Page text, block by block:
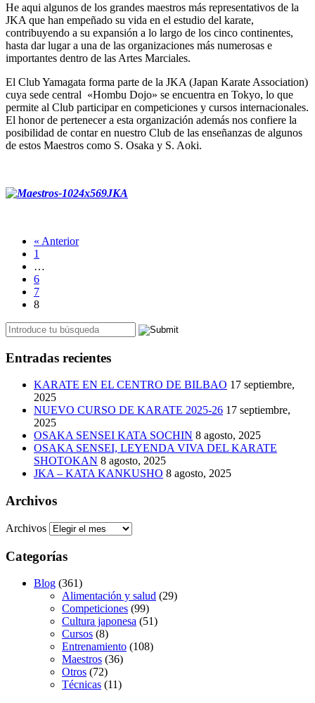
He aqui algunos de los grandes maestros más representativos de la
JKA que han empeñado su vida en el estudio del karate,
contribuyendo a su expansión a lo largo de los cinco continentes,
hasta dar lugar a una de las organizaciones más numerosas e
importantes dentro de las Artes Marciales.
El Club Yamagata forma parte de la JKA (Japan Karate Association)
cuya sede central «Hombu Dojo» se encuentra en Tokyo, lo que
permite al Club participar en competiciones y cursos internacionales.
El honor de pertenecer a esta organización además nos confiere la
posibilidad de contar en nuestro Club de las enseñanzas de algunos
de estos Maestros como S. Osaka y S. Aoki.
JKA
« Anterior
1
…
6
7
8
Entradas recientes
KARATE EN EL CENTRO DE BILBAO 17 septiembre,
2025
NUEVO CURSO DE KARATE 2025-26 17 septiembre,
2025
OSAKA SENSEI KATA SOCHIN 8 agosto, 2025
OSAKA SENSEI, LEYENDA VIVA DEL KARATE
SHOTOKAN 8 agosto, 2025
JKA – KATA KANKUSHO 8 agosto, 2025
Archivos
Archivos
Categorías
Blog (361)
Alimentación y salud (29)
Competiciones (99)
Cultura japonesa (51)
Cursos (8)
Entrenamiento (108)
Maestros (36)
Otros (72)
Técnicas (11)